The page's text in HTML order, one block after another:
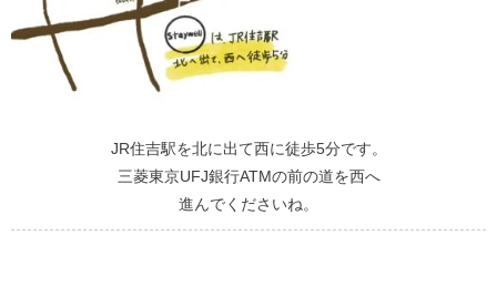
JR住吉駅を北に出て西に徒歩5分です。
三菱東京UFJ銀行ATMの前の道を西へ
進んでくださいね。